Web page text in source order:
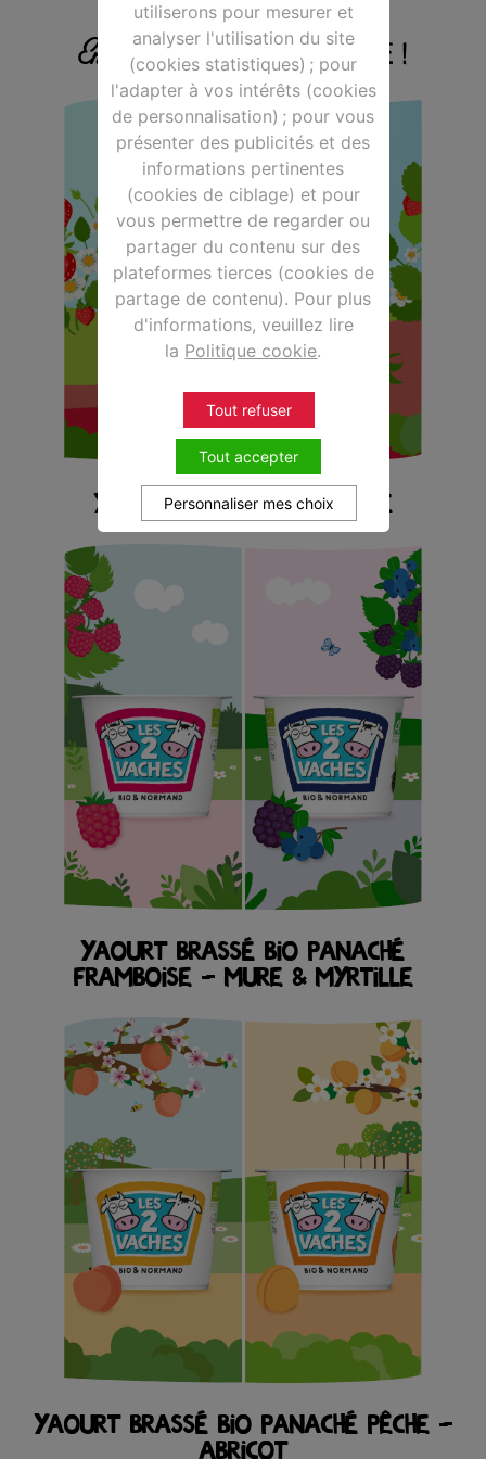
Encore plusDE GOURMANDISE !
YAOURT BRASSÉ BIO FRAISE
YAOURT BRASSÉ BIO PANACHÉ
FRAMBOISE – MURE & MYRTILLE
YAOURT BRASSÉ BIO PANACHÉ PÊCHE –
ABRICOT
utiliserons pour mesurer et
analyser l'utilisation du site
(cookies statistiques) ; pour
l'adapter à vos intérêts (cookies
de personnalisation) ; pour vous
présenter des publicités et des
informations pertinentes
(cookies de ciblage) et pour
vous permettre de regarder ou
partager du contenu sur des
plateformes tierces (cookies de
partage de contenu). Pour plus
d'informations, veuillez lire
la Politique cookie.
Tout refuser
Tout accepter
Personnaliser mes choix